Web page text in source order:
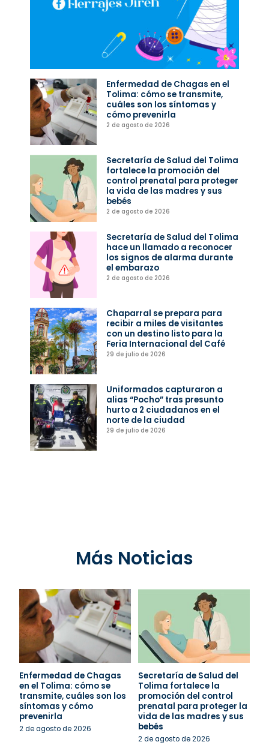
Enfermedad de Chagas en el
Tolima: cómo se transmite,
cuáles son los síntomas y
cómo prevenirla
2 de agosto de 2026
Secretaría de Salud del Tolima
fortalece la promoción del
control prenatal para proteger
la vida de las madres y sus
bebés
2 de agosto de 2026
Secretaría de Salud del Tolima
hace un llamado a reconocer
los signos de alarma durante
el embarazo
2 de agosto de 2026
Chaparral se prepara para
recibir a miles de visitantes
con un destino listo para la
Feria Internacional del Café
29 de julio de 2026
Uniformados capturaron a
alias “Pocho” tras presunto
hurto a 2 ciudadanos en el
norte de la ciudad
29 de julio de 2026
Más Noticias
Enfermedad de Chagas
en el Tolima: cómo se
transmite, cuáles son los
síntomas y cómo
prevenirla
2 de agosto de 2026
Secretaría de Salud del
Tolima fortalece la
promoción del control
prenatal para proteger la
vida de las madres y sus
bebés
2 de agosto de 2026